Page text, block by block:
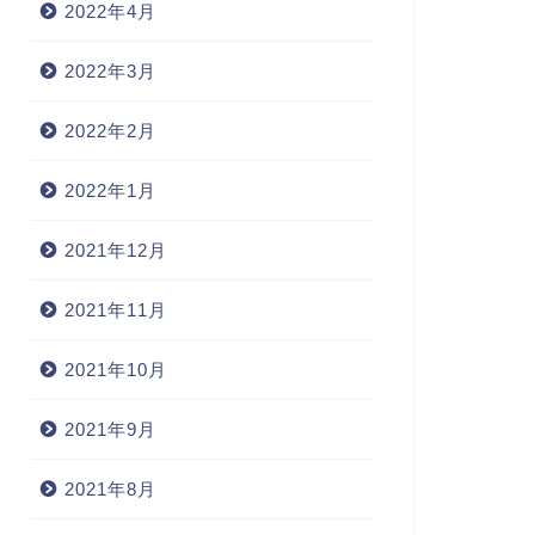
2022年4月
2022年3月
2022年2月
2022年1月
2021年12月
2021年11月
2021年10月
2021年9月
2021年8月